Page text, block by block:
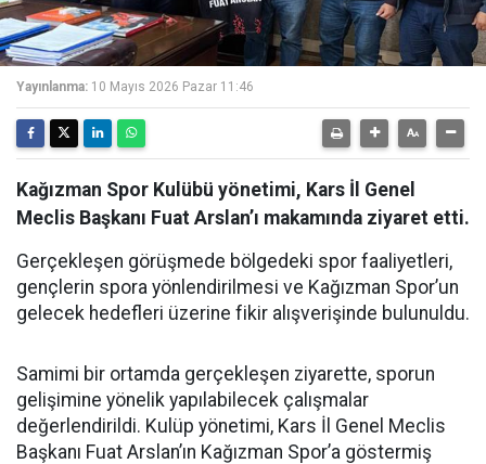
Yayınlanma: 10 Mayıs 2026 Pazar 11:46
Kağızman Spor Kulübü yönetimi, Kars İl Genel
Meclis Başkanı Fuat Arslan’ı makamında ziyaret etti.
Gerçekleşen görüşmede bölgedeki spor faaliyetleri,
gençlerin spora yönlendirilmesi ve Kağızman Spor’un
gelecek hedefleri üzerine fikir alışverişinde bulunuldu.
Samimi bir ortamda gerçekleşen ziyarette, sporun
gelişimine yönelik yapılabilecek çalışmalar
değerlendirildi. Kulüp yönetimi, Kars İl Genel Meclis
Başkanı Fuat Arslan’ın Kağızman Spor’a göstermiş